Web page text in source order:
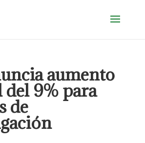
aumento
del 9% para
de